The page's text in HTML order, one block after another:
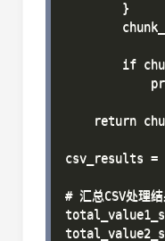
        }
if
return
csv_results =
# 汇总CSV处理